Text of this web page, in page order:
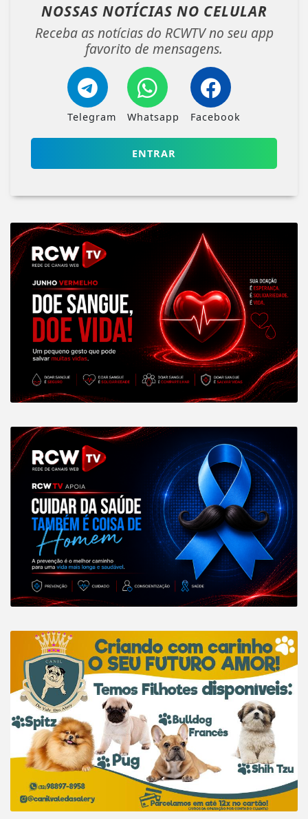
NOSSAS NOTÍCIAS NO CELULAR
Receba as notícias do RCWTV no seu app
favorito de mensagens.
Telegram Whatsapp Facebook
ENTRAR